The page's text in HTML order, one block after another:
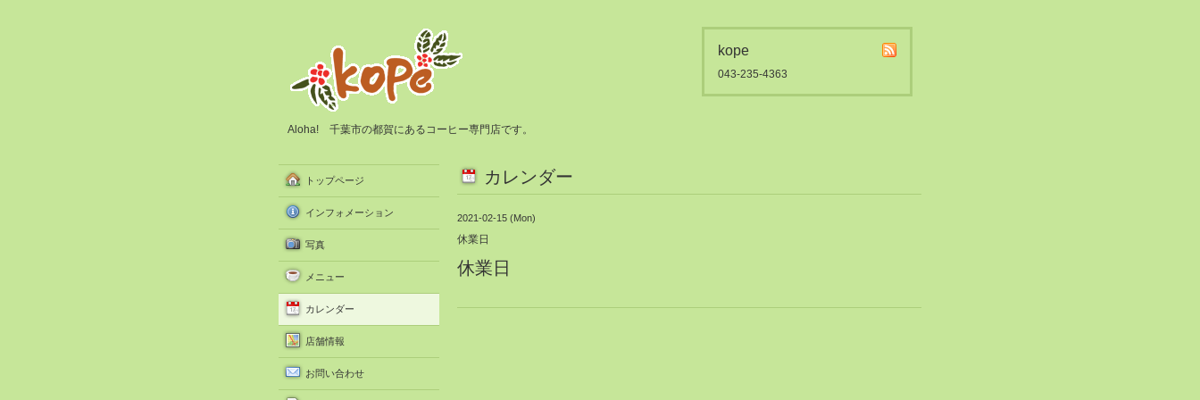
kope
043-235-4363
Aloha! 千葉市の都賀にあるコーヒー専門店です。
カレンダー
2021-02-15 (Mon)
休業日
休業日
トップページ
インフォメーション
写真
メニュー
カレンダー
店舗情報
お問い合わせ